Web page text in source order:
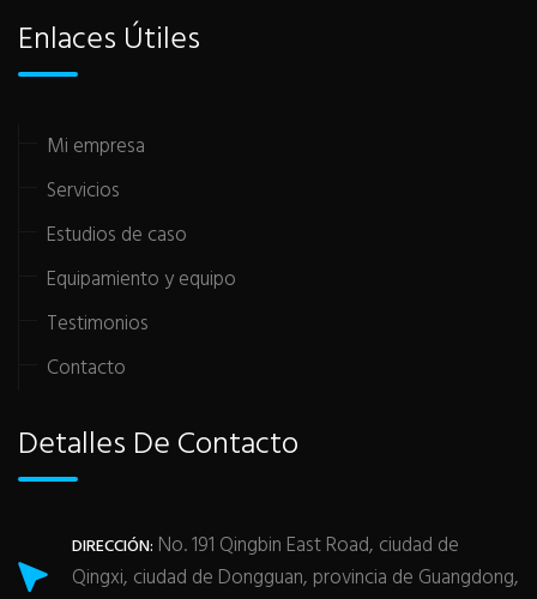
Enlaces Útiles
Mi empresa
Servicios
Estudios de caso
Equipamiento y equipo
Testimonios
Contacto
Detalles De Contacto
DIRECCIÓN: No. 191 Qingbin East Road, ciudad de
Qingxi, ciudad de Dongguan, provincia de Guangdong,